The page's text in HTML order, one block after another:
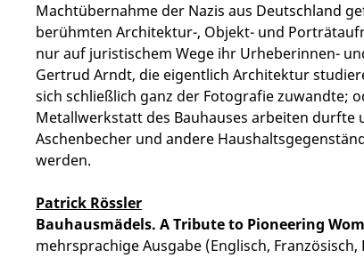
Machtübernahme der Nazis aus Deutschland
berühmten Architektur-, Objekt- und
nur auf juristischem Wege ihr Urheberinnen-
Gertrud Arndt, die eigentlich Architektur
sich schließlich ganz der Fotografie zuwandte;
Metallwerkstatt des Bauhauses arbeiten durfte
Aschenbecher und andere
werden.
Patrick Rössler
Bauhausmädels. A Tribute to Pioneering
mehrsprachige Ausgabe (Englisch, Französisch,